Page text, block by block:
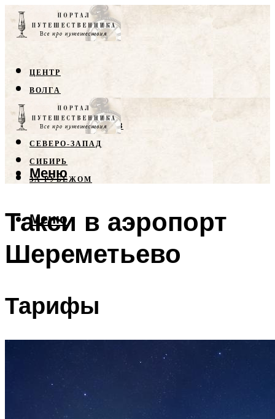
ЦЕНТР
ВОЛГА
КРЫМ
СЕВЕРНЫЙ КАВКАЗ
СЕВЕРО-ЗАПАД
СИБИРЬ
ЗА РУБЕЖОМ
Меню
Меню
Такси в аэропорт
Шереметьево
Тарифы